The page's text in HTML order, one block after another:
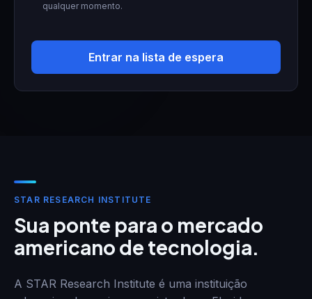
qualquer momento.
Entrar na lista de espera
STAR RESEARCH INSTITUTE
Sua ponte para o mercado
americano de tecnologia.
A STAR Research Institute é uma instituição